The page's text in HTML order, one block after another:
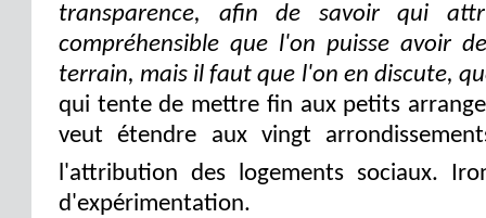
transparence, afin de savoir qui
compréhensible que l'on puisse avoir
terrain, mais il faut que l'on en discute,
qui tente de mettre fin aux petits
veut étendre aux vingt
l'attribution des logements sociaux.
d'expérimentation.